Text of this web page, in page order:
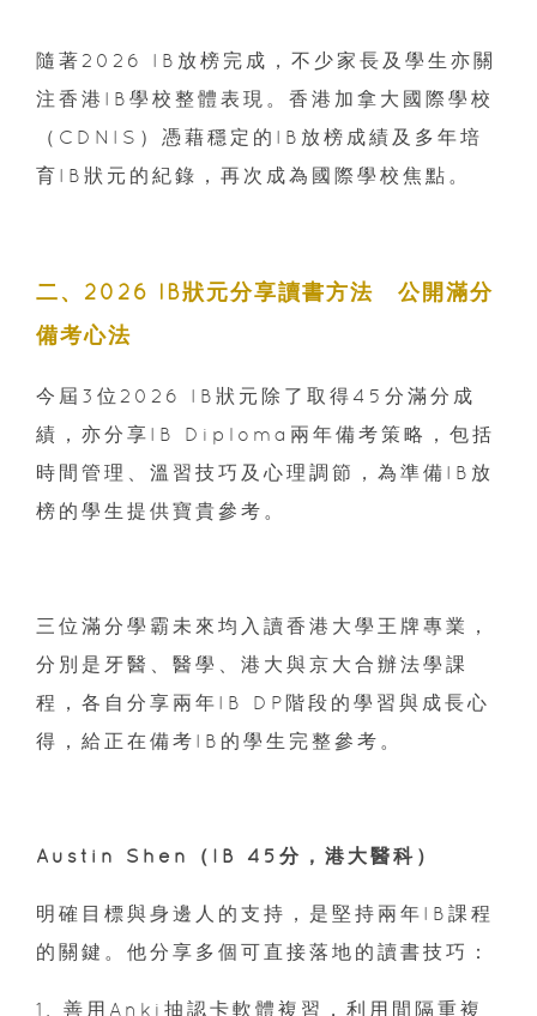
隨著2026 IB放榜完成，不少家長及學生亦關
注香港IB學校整體表現。香港加拿大國際學校
（CDNIS）憑藉穩定的IB放榜成績及多年培
育IB狀元的紀錄，再次成為國際學校焦點。
二、2026 IB狀元分享讀書方法 公開滿分
備考心法
今屆3位2026 IB狀元除了取得45分滿分成
績，亦分享IB Diploma兩年備考策略，包括
時間管理、溫習技巧及心理調節，為準備IB放
榜的學生提供寶貴參考。
三位滿分學霸未來均入讀香港大學王牌專業，
分別是牙醫、醫學、港大與京大合辦法學課
程，各自分享兩年IB DP階段的學習與成長心
得，給正在備考IB的學生完整參考。
Austin Shen（IB 45分，港大醫科）
明確目標與身邊人的支持，是堅持兩年IB課程
的關鍵。他分享多個可直接落地的讀書技巧：
1. 善用Anki抽認卡軟體複習，利用間隔重複